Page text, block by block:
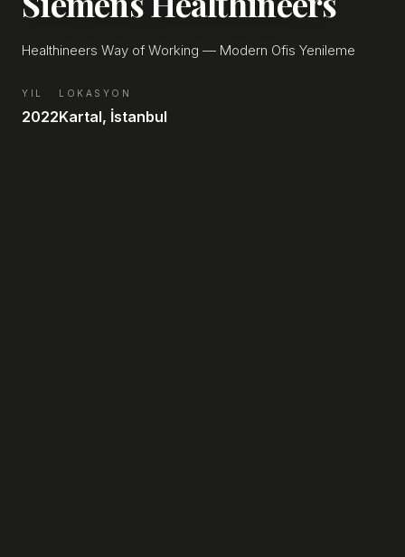
Healthineers Way of Working — Modern Ofis Yenileme
YIL
2022
LOKASYON
Kartal, İstanbul